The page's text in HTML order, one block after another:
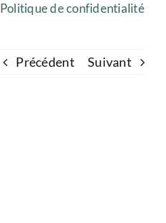
Politique de confidentialité
Précédent Suivant